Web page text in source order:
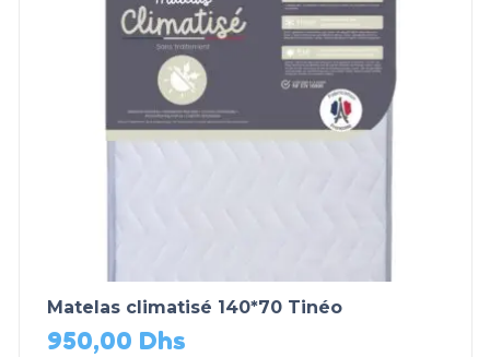
Matelas climatisé 140*70 Tinéo
950,00 Dhs